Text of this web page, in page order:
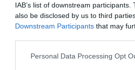
IAB’s list of downstream
also be disclosed by us to third
Downstream Participants that may
Please note that this website/app
Personal Data Processing Opt
Μουσικός νανουρίζει
«November rain» (βίντεο)